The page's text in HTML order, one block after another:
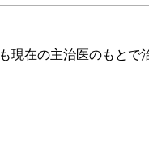
現在の主治医のもとで